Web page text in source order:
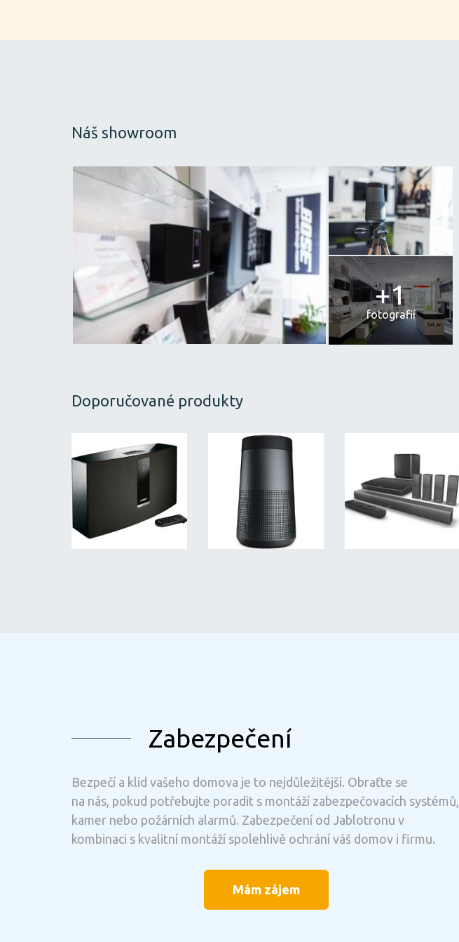
Náš showroom
+1
fotografií
Doporučované produkty
Zabezpečení
Bezpečí a klid vašeho domova je to nejdůležitější. Obraťte se
na nás, pokud potřebujte poradit s montáží zabezpečovacích systémů,
kamer nebo požárních alarmů. Zabezpečení od Jablotronu v
kombinaci s kvalitní montáží spolehlivě ochrání váš domov i firmu.
Mám zájem